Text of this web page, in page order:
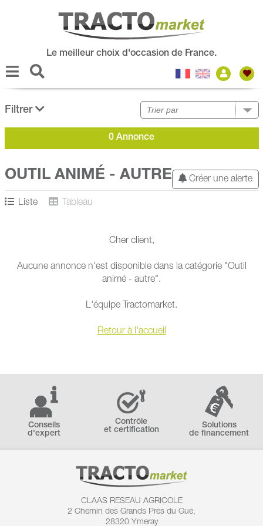
Le meilleur choix d'occasion de France.
Filtrer
0 Annonce
Créer une alerte
OUTIL ANIMÉ - AUTRE
Liste Tableau
Cher client,
Aucune annonce n'est disponible dans la catégorie "Outil
animé - autre".
L'équipe Tractomarket.
Retour à l'accueil
Conseils
d'expert
Contrôle
et certification
Solutions
de financement
CLAAS RESEAU AGRICOLE
2 Chemin des Grands Prés du Gué,
28320 Ymeray